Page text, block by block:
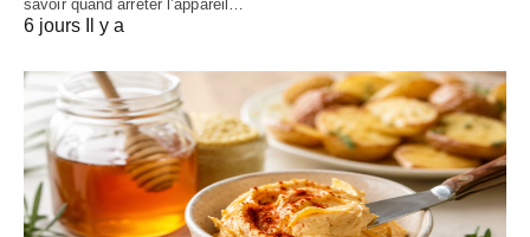
savoir quand arrêter l’appareil…
6 jours Il y a